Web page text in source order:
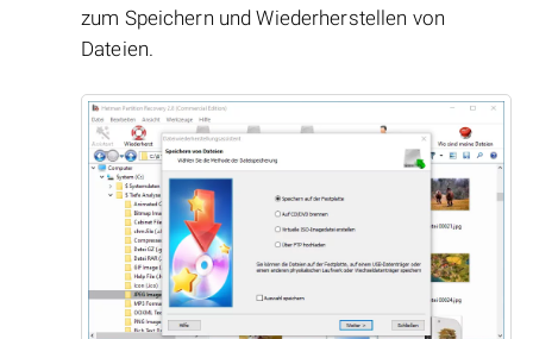
zum Speichern und Wiederherstellen von
Dateien.